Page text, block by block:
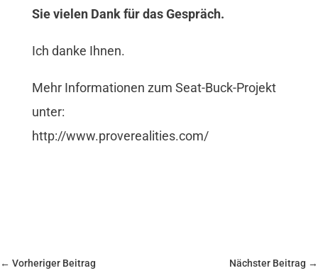
Sie vielen Dank für das Gespräch.
Ich danke Ihnen.
Mehr Informationen zum Seat-Buck-Projekt
unter:
http://www.proverealities.com/
← Vorheriger Beitrag Nächster Beitrag →